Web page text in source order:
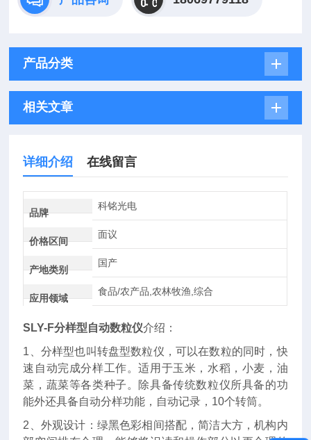
产品分类
相关文章
详细介绍 在线留言
品牌
科铭光电
价格区间
面议
产地类别
国产
应用领域
食品/农产品,农林牧渔,综合
SLY-F分样型自动数粒仪介绍：
1、分样型也叫转盘型数粒仪，可以在数粒的同时，快
速自动完成分样工作。适用于玉米，水稻，小麦，油
菜，蔬菜等各类种子。除具备传统数粒仪所具备的功
能外还具备自动分样功能，自动记录，10个转筒。
2、外观设计：绿黑色彩相间搭配，简洁大方，机构内